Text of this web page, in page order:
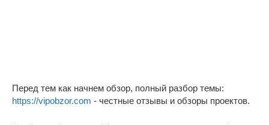
Перед тем как начнем обзор, полный разбор темы:
https://vipobzor.com - честные отзывы и обзоры проектов.